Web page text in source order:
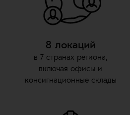
8 локаций
в 7 странах региона,
включая офисы и
консигнационные склады